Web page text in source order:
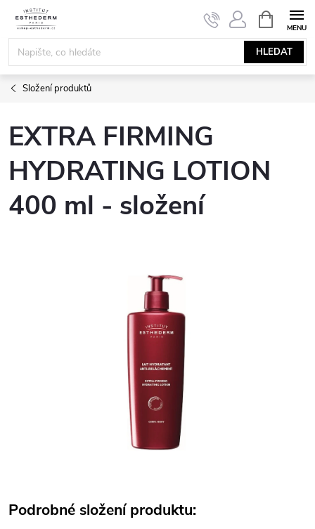
obsah
HLEDAT
NÁKUPNÍ
KOŠÍK
Složení produktů
EXTRA FIRMING
HYDRATING LOTION
400 ml - složení
Podrobné složení produktu: